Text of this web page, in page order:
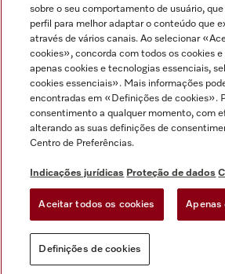
Indicações jurídicas
Condições gerais
Proteção de dados
Condições de utilização
Canal de Ética
Formulário de livre resolução
sobre o seu comportamento de usuário,
perfil para melhor adaptar o conteúdo que
através de vários canais. Ao selecionar
cookies», concorda com todos os cookies e
apenas cookies e tecnologias essenciais,
cookies essenciais». Mais informações
encontradas em «Definições de cookies».
consentimento a qualquer momento, com
alterando as suas definições de
Centro de Preferências.
Indicações jurídicas Proteção de dados
Aceitar todos os cookies Apenas
Definições de cookies